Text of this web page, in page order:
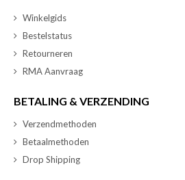
Winkelgids
Bestelstatus
Retourneren
RMA Aanvraag
BETALING & VERZENDING
Verzendmethoden
Betaalmethoden
Drop Shipping